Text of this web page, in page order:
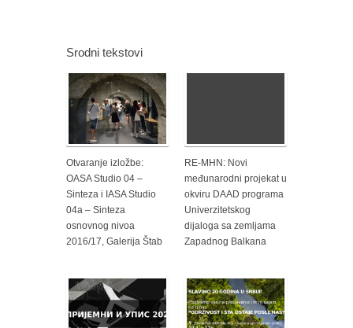
Srodni tekstovi
Otvaranje izložbe:
OASA Studio 04 –
Sinteza i IASA Studio
04a – Sinteza
osnovnog nivoa
2016/17, Galerija Štab
RE-MHN: Novi
međunarodni projekat u
okviru DAAD programa
Univerzitetskog
dijaloga sa zemljama
Zapadnog Balkana